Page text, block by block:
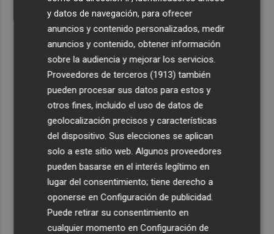
y datos de navegación, para ofrecer
anuncios y contenido personalizados, medir
anuncios y contenido, obtener información
sobre la audiencia y mejorar los servicios.
Proveedores de terceros (1913) también
pueden procesar sus datos para estos y
otros fines, incluido el uso de datos de
geolocalización precisos y características
del dispositivo. Sus elecciones se aplican
solo a este sitio web. Algunos proveedores
pueden basarse en el interés legítimo en
lugar del consentimiento; tiene derecho a
oponerse enConfiguración de publicidad.
Puede retirar su consentimiento en
cualquier momento enConfiguración de